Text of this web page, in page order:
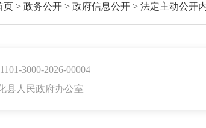
页> 政务公开> 政府信息公开> 法定主动公开
3000-2026-00004
县人民政府办公室